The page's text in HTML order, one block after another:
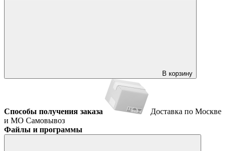
В корзину
Способы получения заказа
Доставка по Москве
и МО Самовывоз
Файлы и программы